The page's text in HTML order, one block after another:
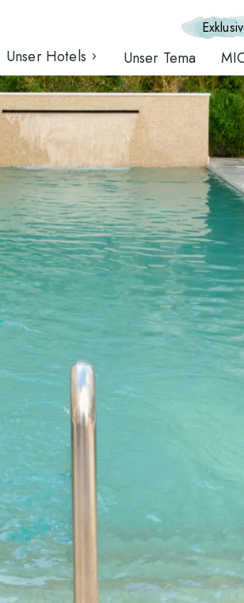
Unser Hotels Unser Tema